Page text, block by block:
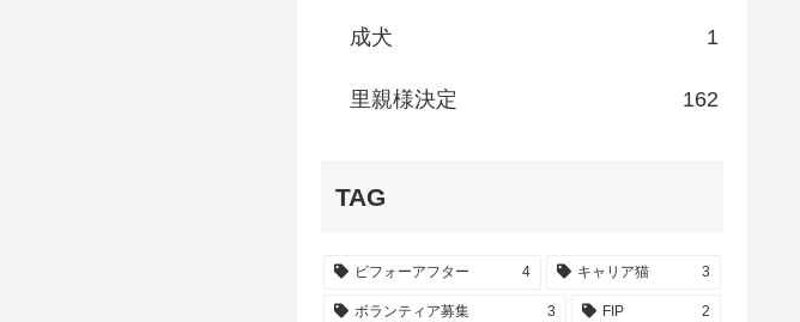
成犬 1
里親様決定 162
TAG
ビフォーアフター 4 キャリア猫 3
ボランティア募集 3 FIP 2